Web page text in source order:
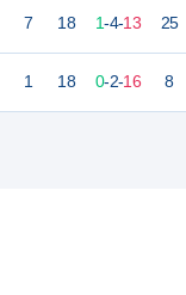
7 18 1-4-13 25
1 18 0-2-16 8